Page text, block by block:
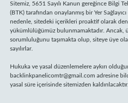
Sitemiz, 5651 Sayılı Kanun gereğince Bilgi
(BTK) tarafından onaylanmış bir Yer
nedenle, sitedeki içerikleri proaktif olarak
yükümlülüğümüz bulunmamaktadır. Ancak,
sorumluluğunu taşımakta olup, siteye üye
sayılırlar.
Hukuka ve yasal düzenlemelere aykırı
backlinkpanelicomtr@gmail.com adresine
yasal süre içerisinde sitemizden kaldırılacaktır.